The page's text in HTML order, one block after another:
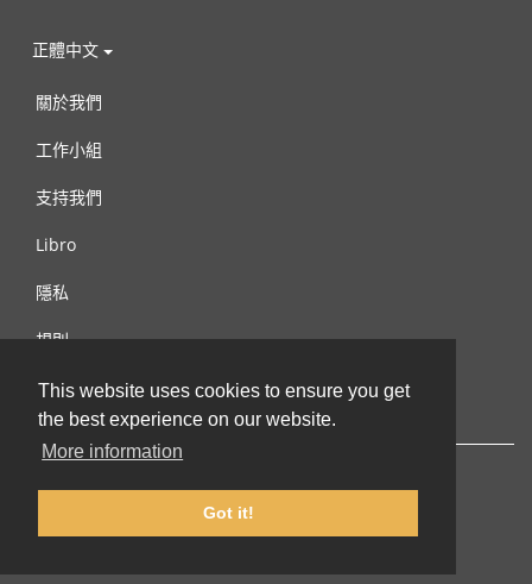
This website uses cookies to ensure you get
the best experience on our website.
More information
Got it!
正體中文
關於我們
工作小組
支持我們
Libro
隱私
規則
連絡我們
© 2002-2026 lernu.net |Impressum